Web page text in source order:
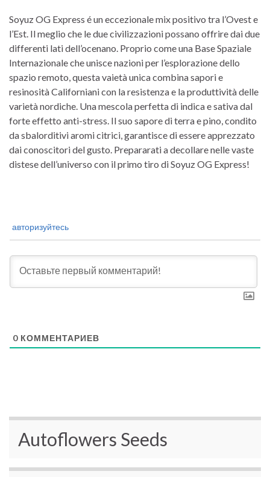
Soyuz OG Express é un eccezionale mix positivo tra l’Ovest e
l’Est. Il meglio che le due civilizzazioni possano offrire dai due
differenti lati dell’ocenano. Proprio come una Base Spaziale
Internazionale che unisce nazioni per l’esplorazione dello
spazio remoto, questa vaietà unica combina sapori e
resinosità Californiani con la resistenza e la produttività delle
varietà nordiche. Una mescola perfetta di indica e sativa dal
forte effetto anti-stress. Il suo sapore di terra e pino, condito
da sbalorditivi aromi citrici, garantisce di essere apprezzato
dai conoscitori del gusto. Prepararati a decollare nelle vaste
distese dell’universo con il primo tiro di Soyuz OG Express!
авторизуйтесь
0 КОММЕНТАРИЕВ
Autoflowers Seeds